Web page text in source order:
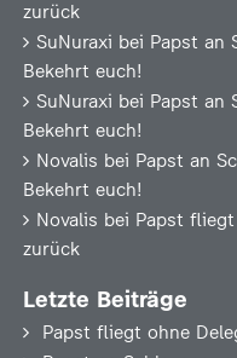
zurück
SuNuraxi bei Papst an
Bekehrt euch!
SuNuraxi bei Papst an
Bekehrt euch!
Novalis bei Papst an
Bekehrt euch!
Novalis bei Papst
zurück
Letzte Beiträge
Papst fliegt ohne